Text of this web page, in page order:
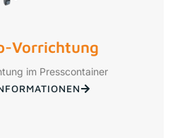
Vorrichtung
im Presscontainer